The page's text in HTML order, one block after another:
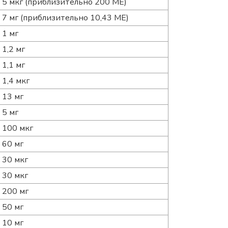
7 мг (приблизительно 10,43 МЕ)
1 мг
1,2 мг
1,1 мг
1,4 мкг
13 мг
5 мг
100 мкг
60 мг
30 мкг
30 мкг
200 мг
50 мг
10 мг